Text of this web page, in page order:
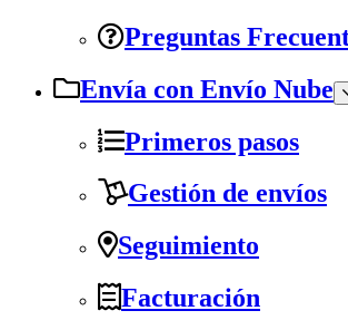
Preguntas
Envía con Envío Nube
Primeros pasos
Gestión de envíos
Seguimiento
Facturación